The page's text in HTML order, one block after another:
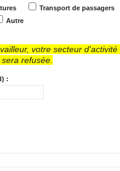
Transport de passagers
Autre
votre secteur d'activité
refusée.
: